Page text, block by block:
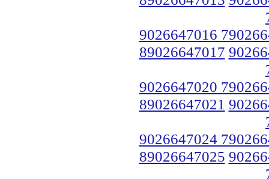
9026647016
89026647017
9026647020
89026647021
9026647024
89026647025